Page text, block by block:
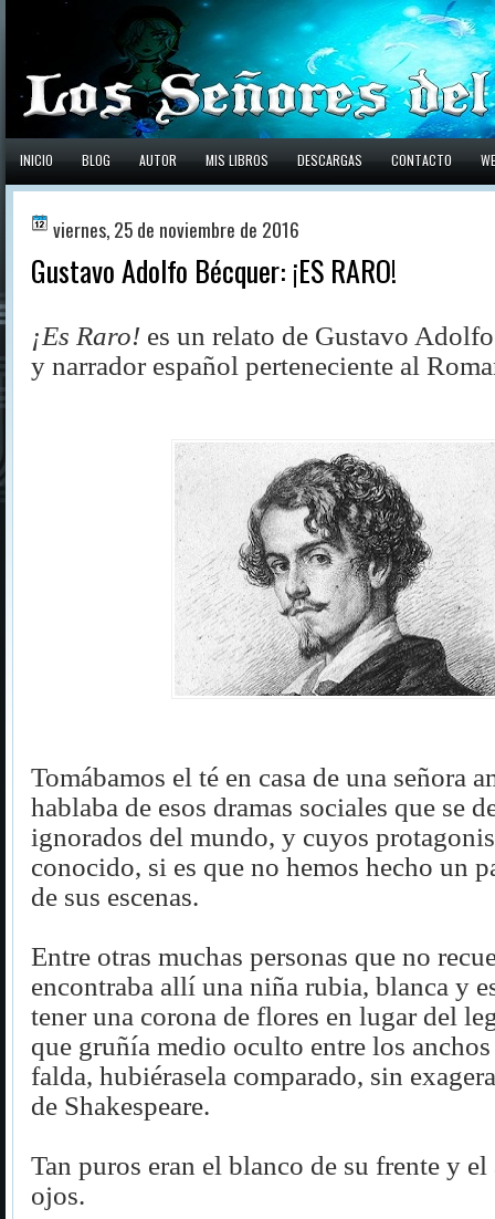
INICIO BLOG AUTOR MIS LIBROS DESCARGAS CONTACTO
viernes, 25 de noviembre de 2016
Gustavo Adolfo Bécquer: ¡ES RARO!
¡Es Raro! es un relato de Gustavo
y narrador español perteneciente al
Tomábamos el té en casa de una señora
hablaba de esos dramas sociales que se
ignorados del mundo, y cuyos
conocido, si es que no hemos hecho un
de sus escenas.
Entre otras muchas personas que no
encontraba allí una niña rubia, blanca y
tener una corona de flores en lugar del
que gruñía medio oculto entre los
falda, hubiérasela comparado, sin
de Shakespeare.
Tan puros eran el blanco de su frente y el
ojos.